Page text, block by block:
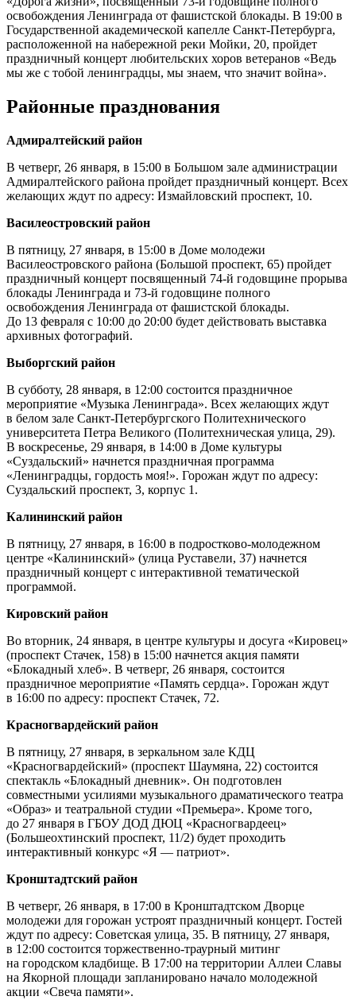
освобождения Ленинграда от фашистской блокады. В 19:00 в
Государственной академической капелле Санкт-Петербурга,
расположенной на набережной реки Мойки, 20, пройдет
праздничный концерт любительских хоров ветеранов «Ведь
мы же с тобой ленинградцы, мы знаем, что значит война».
Районные празднования
Адмиралтейский район
В четверг, 26 января, в 15:00 в Большом зале администрации
Адмиралтейского района пройдет праздничный концерт. Всех
желающих ждут по адресу: Измайловский проспект, 10.
Василеостровский район
В пятницу, 27 января, в 15:00 в Доме молодежи
Василеостровского района (Большой проспект, 65) пройдет
праздничный концерт посвященный 74-й годовщине прорыва
блокады Ленинграда и 73-й годовщине полного
освобождения Ленинграда от фашистской блокады.
До 13 февраля с 10:00 до 20:00 будет действовать выставка
архивных фотографий.
Выборгский район
В субботу, 28 января, в 12:00 состоится праздничное
мероприятие «Музыка Ленинграда». Всех желающих ждут
в белом зале Санкт-Петербургского Политехнического
университета Петра Великого (Политехническая улица, 29).
В воскресенье, 29 января, в 14:00 в Доме культуры
«Суздальский» начнется праздничная программа
«Ленинградцы, гордость моя!». Горожан ждут по адресу:
Суздальский проспект, 3, корпус 1.
Калининский район
В пятницу, 27 января, в 16:00 в подростково-молодежном
центре «Калининский» (улица Руставели, 37) начнется
праздничный концерт с интерактивной тематической
программой.
Кировский район
Во вторник, 24 января, в центре культуры и досуга «Кировец»
(проспект Стачек, 158) в 15:00 начнется акция памяти
«Блокадный хлеб». В четверг, 26 января, состоится
праздничное мероприятие «Память сердца». Горожан ждут
в 16:00 по адресу: проспект Стачек, 72.
Красногвардейский район
В пятницу, 27 января, в зеркальном зале КДЦ
«Красногвардейский» (проспект Шаумяна, 22) состоится
спектакль «Блокадный дневник». Он подготовлен
совместными усилиями музыкального драматического театра
«Образ» и театральной студии «Премьера». Кроме того,
до 27 января в ГБОУ ДОД ДЮЦ «Красногвардеец»
(Большеохтинский проспект, 11/2) будет проходить
интерактивный конкурс «Я — патриот».
Кронштадтский район
В четверг, 26 января, в 17:00 в Кронштадтском Дворце
молодежи для горожан устроят праздничный концерт. Гостей
ждут по адресу: Советская улица, 35. В пятницу, 27 января,
в 12:00 состоится торжественно-траурный митинг
на городском кладбище. В 17:00 на территории Аллеи Славы
на Якорной площади запланировано начало молодежной
акции «Свеча памяти».